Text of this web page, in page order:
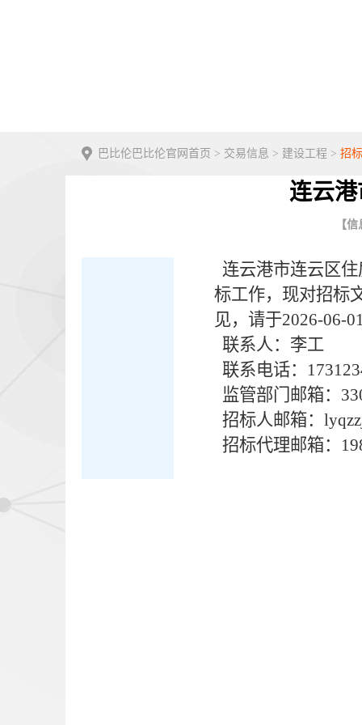
巴比伦巴比伦官网首页 > 交易信息 > 建设工程 > 招
连云
【
连云港市连云区
标工作，现对招标
见，请于2026-06-
联系人：李工
联系电话：
监管部门邮箱：
招标人邮箱：
招标代理邮箱：